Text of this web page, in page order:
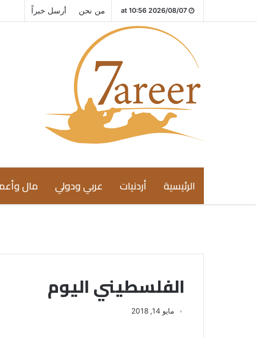
2026/08/07 at 10:56 من نحن أرسل خبراً
الرئيسية أردنيات عربي ودولي مال
الفلسطيني اليوم
مايو 14, 2018